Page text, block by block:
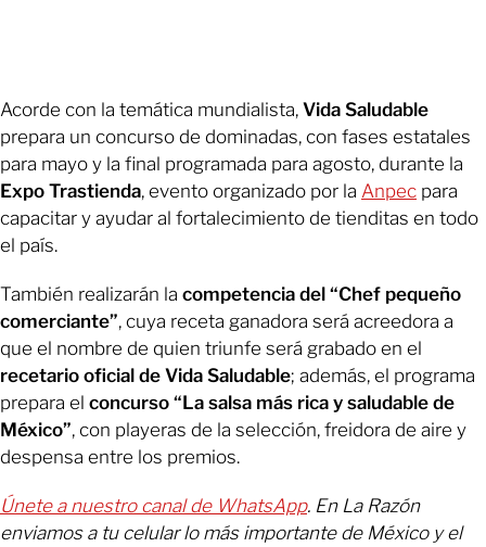
Acorde con la temática mundialista, Vida Saludable
prepara un concurso de dominadas, con fases estatales
para mayo y la final programada para agosto, durante la
Expo Trastienda, evento organizado por la Anpec para
capacitar y ayudar al fortalecimiento de tienditas en todo
el país.
También realizarán la competencia del “Chef pequeño
comerciante”, cuya receta ganadora será acreedora a
que el nombre de quien triunfe será grabado en el
recetario oficial de Vida Saludable; además, el programa
prepara el concurso “La salsa más rica y saludable de
México”, con playeras de la selección, freidora de aire y
despensa entre los premios.
Únete a nuestro canal de WhatsApp. En La Razón
enviamos a tu celular lo más importante de México y el